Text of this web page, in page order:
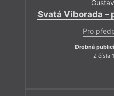
Svatá Viborada
Pro
Drobná
Z čísla